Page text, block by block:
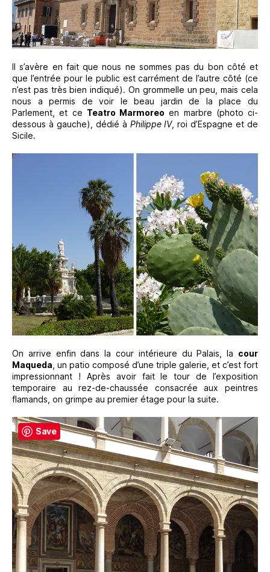
Il s’avère en fait que nous ne sommes pas du bon côté et
que l’entrée pour le public est carrément de l’autre côté (ce
n’est pas très bien indiqué). On grommelle un peu, mais cela
nous a permis de voir le beau jardin de la place du
Parlement, et ce Teatro Marmoreo en marbre (photo ci-
dessous à gauche), dédié à Philippe IV, roi d’Espagne et de
Sicile.
On arrive enfin dans la cour intérieure du Palais, la cour
Maqueda, un patio composé d’une triple galerie, et c’est fort
impressionnant ! Après avoir fait le tour de l’exposition
temporaire au rez-de-chaussée consacrée aux peintres
flamands, on grimpe au premier étage pour la suite.
Save